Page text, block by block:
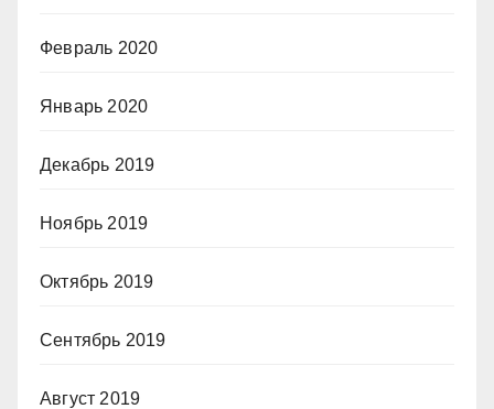
Февраль 2020
Январь 2020
Декабрь 2019
Ноябрь 2019
Октябрь 2019
Сентябрь 2019
Август 2019